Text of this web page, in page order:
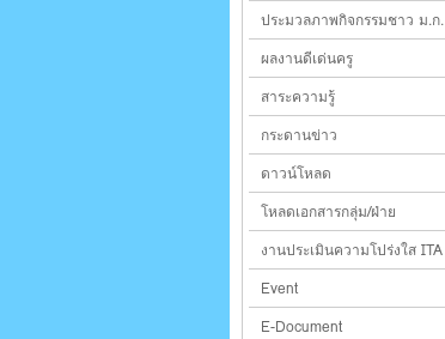
ประมวลภาพกิจกรรมชาว ม.ก.
ผลงานดีเด่นครู
สาระความรู้
กระดานข่าว
ดาวน์โหลด
โหลดเอกสารกลุ่ม/ฝ่าย
งานประเมินความโปร่งใส ITA
Event
E-Document